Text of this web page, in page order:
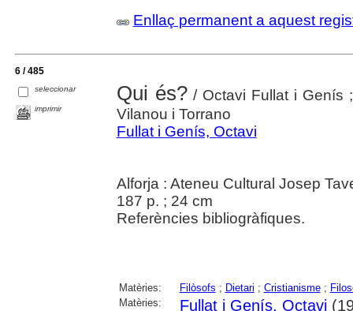
Enllaç permanent a aquest
6 / 485
seleccionar
imprimir
Qui és?/ Octavi Fullat i Genís
Vilanou i Torrano
Fullat i Genís, Octavi
Alforja : Ateneu Cultural Josep
187 p. ; 24 cm
Referències bibliogràfiques.
Matèries: Filòsofs ; Dietari ; Cristianisme;
Matèries:
Fullat i Genís, Octavi